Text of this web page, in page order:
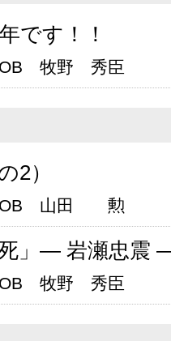
です！！
OB 牧野 秀臣
2）
OB 山田 勲
死」― 岩瀬忠震
OB 牧野 秀臣